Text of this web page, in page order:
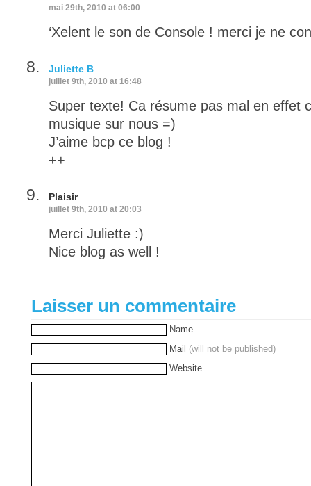
mai 29th, 2010 at 06:00
‘Xelent le son de Console ! merci je ne
Juliette B
juillet 9th, 2010 at 16:48
Super texte! Ca résume pas mal en effet
musique sur nous =)
J’aime bcp ce blog !
++
Plaisir
juillet 9th, 2010 at 20:03
Merci Juliette :)
Nice blog as well !
Laisser un commentaire
Name
Mail (will not be published)
Website